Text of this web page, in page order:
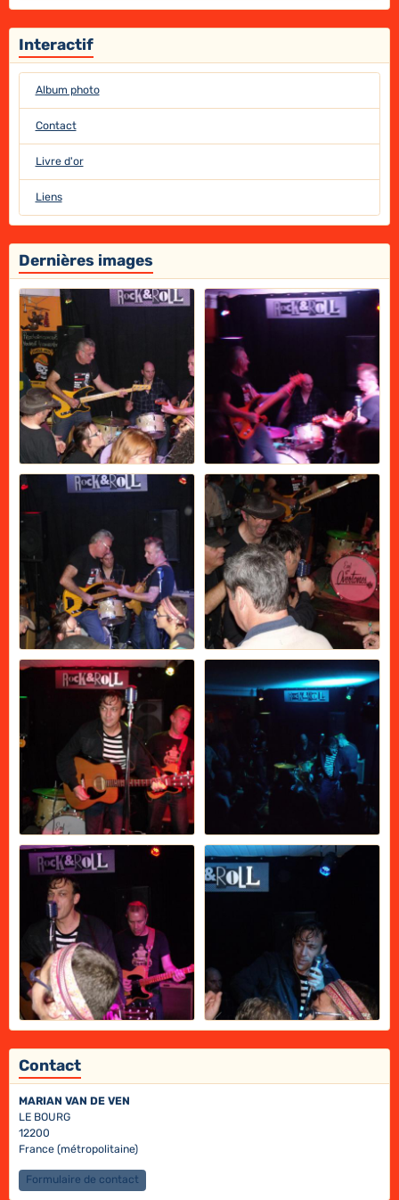
Interactif
Album photo
Contact
Livre d'or
Liens
Dernières images
Contact
MARIAN VAN DE VEN
LE BOURG
12200
France (métropolitaine)
Formulaire de contact